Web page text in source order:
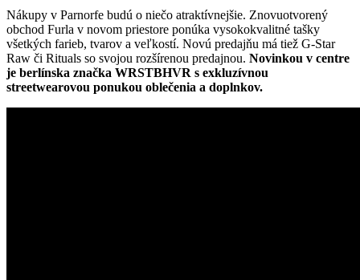
Nákupy v Parnorfe budú o niečo atraktívnejšie. Znovuotvorený
obchod Furla v novom priestore ponúka vysokokvalitné tašky
všetkých farieb, tvarov a veľkostí. Novú predajňu má tiež G-Star
Raw či Rituals so svojou rozšírenou predajnou. Novinkou v centre
je berlínska značka WRSTBHVR s exkluzívnou
streetwearovou ponukou oblečenia a doplnkov.